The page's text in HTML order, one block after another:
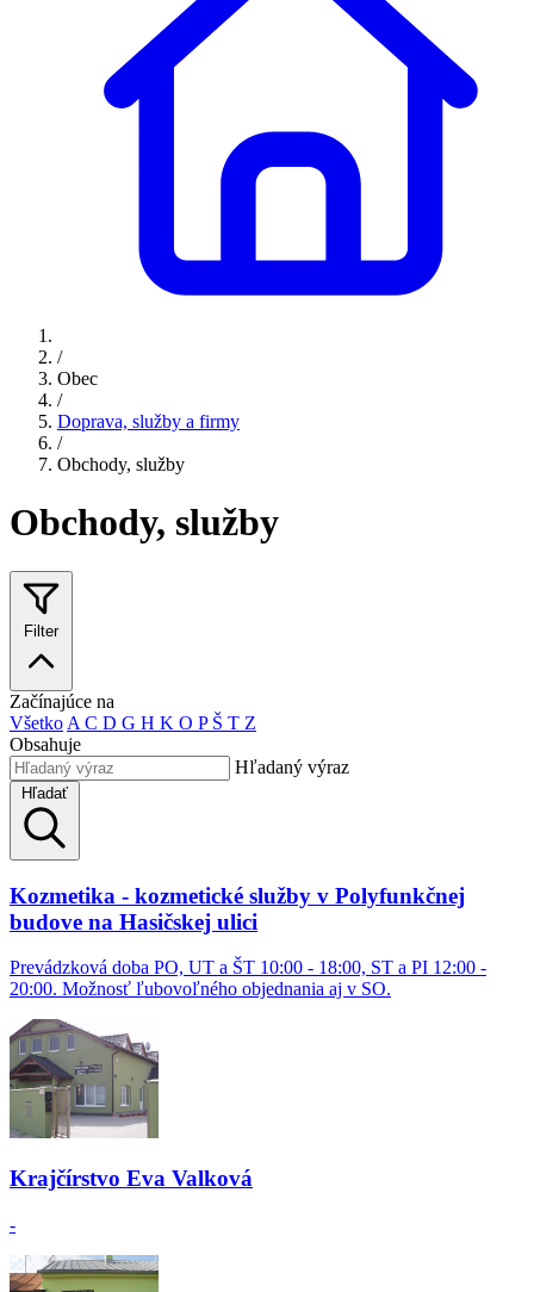
/
Obec
/
Doprava, služby a firmy
/
Obchody, služby
Obchody, služby
Filter
Začínajúce na
Všetko A C D G H K O P Š T Z
Obsahuje
Hľadaný výraz
Hľadať
Kozmetika - kozmetické služby v Polyfunkčnej
budove na Hasičskej ulici
Prevádzková doba PO, UT a ŠT 10:00 - 18:00, ST a PI 12:00 -
20:00. Možnosť ľubovoľného objednania aj v SO.
Krajčírstvo Eva Valková
-